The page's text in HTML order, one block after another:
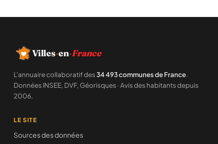
Villes·en·France
L'annuaire collaboratif des34 493 communes de France.
Données INSEE, DVF, Géorisques · Avis des habitants depuis
2006.
LE SITE
Sources des données